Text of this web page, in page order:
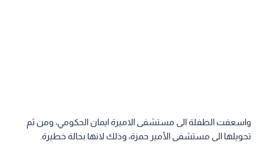
واسعفت الطفلة الى مستشفى الاميرة ايمان الحكومي، ومن ثم
تحويلها الى مستشفى الأمير حمزة، وذلك لانها بحالة خطيرة.